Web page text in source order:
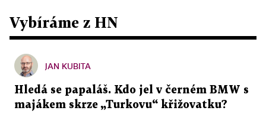
Vybíráme z HN
JAN KUBITA
Hledá se papaláš. Kdo jel v černém BMW s
majákem skrze „Turkovu“ křižovatku?